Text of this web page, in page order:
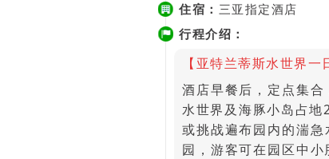
住宿： 三亚指定酒店
行程介绍：
【亚特兰蒂斯水世界一
酒店早餐后，定点集
水世界及海豚小岛占地
或挑战遍布园内的湍
园，游客可在园区中